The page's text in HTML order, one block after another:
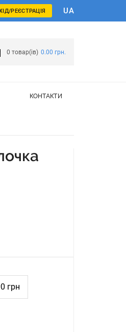
РЕЄСТРАЦІЯ UA
0 товар(ів) 0.00 грн.
КОНТАКТИ
грн